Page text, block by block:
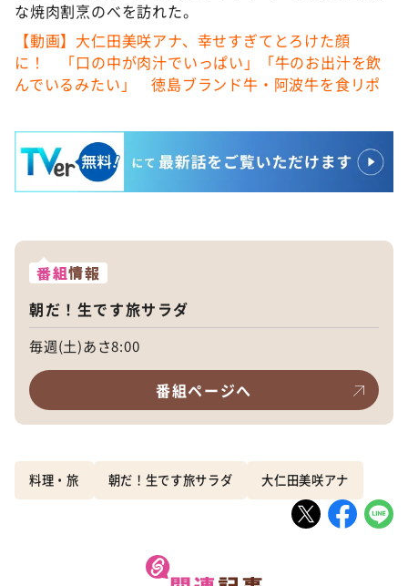
な焼肉割烹のべを訪れた。
【動画】大仁田美咲アナ、幸せすぎてとろけた顔
に！ 「口の中が肉汁でいっぱい」「牛のお出汁を飲
んでいるみたい」 徳島ブランド牛・阿波牛を食リポ
番組情報
朝だ！生です旅サラダ
毎週(土)あさ8:00
番組ページへ
料理・旅 朝だ！生です旅サラダ 大仁田美咲アナ